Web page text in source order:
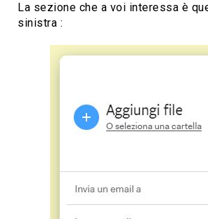
La sezione che a voi interessa è
sinistra :